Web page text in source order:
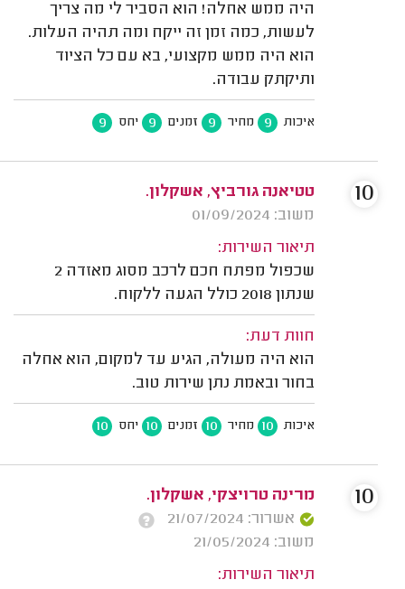
היה ממש אחלה! הוא הסביר לי מה צריך
לעשות, כמה זמן זה ייקח ומה תהיה העלות.
הוא היה ממש מקצועי, בא עם כל הציוד
ותיקתק עבודה.
איכות 9 מחיר 9 זמנים 9 יחס 9
טטיאנה גורביץ, אשקלון.
משוב: 01/09/2024
תיאור השירות:
שכפול מפתח חכם לרכב מסוג מאזדה 2
שנתון 2018 כולל הגעה ללקוח.
חוות דעת:
הוא היה מעולה, הגיע עד למקום, הוא אחלה
בחור ובאמת נתן שירות טוב.
איכות 10 מחיר 10 זמנים 10 יחס 10
10
מרינה טרויצקי, אשקלון.
אשרור: 21/07/2024
משוב: 21/05/2024
תיאור השירות:
10